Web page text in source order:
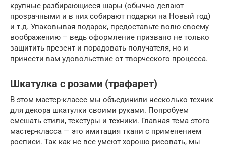
крупные разбирающиеся шары (обычно делают
прозрачными и в них собирают подарки на Новый год)
и т.д. Упаковывая подарок, предоставьте волю своему
воображению – ведь оформление призвано не только
защитить презент и порадовать получателя, но и
принести вам удовольствие от творческого процесса.
Шкатулка с розами (трафарет)
В этом мастер-классе мы объединили несколько техник
для декора шкатулки своими руками. Попробуем
смешать стили, текстуры и техники. Главная тема этого
мастер-класса — это имитация ткани с применением
росписи. Так как не все умеют хорошо рисовать, мы